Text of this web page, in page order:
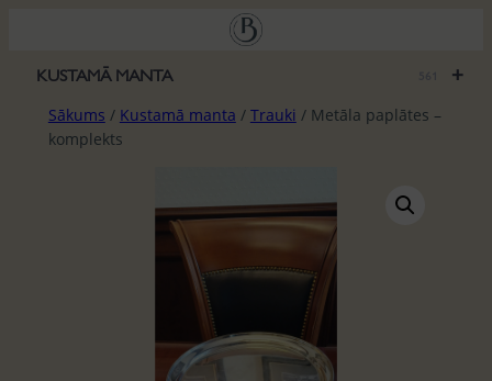
saturu
+
KUSTAMĀ MANTA
Sākums / Kustamā manta / Trauki / Metāla paplātes –
komplekts